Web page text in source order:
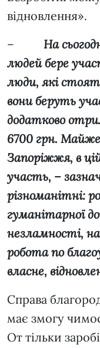
відновлення».
– На
людей бере
люди, які
вони беруть
додатково
6700 грн.
Запоріжжя, в
участь, –
різноманітні:
гуманітарної
незламності,
робота по
власне,
Справа
має змогу
От тільки